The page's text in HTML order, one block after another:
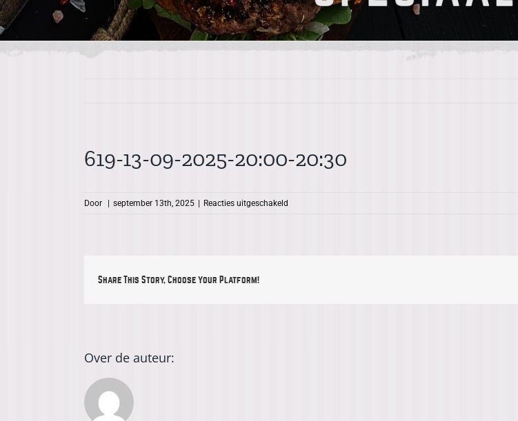
619-13-09-2025-20:00-20:30
Door september 13th, 2025 Reacties uitgeschakeld
Share This Story, Choose Your Platform!
Over de auteur: